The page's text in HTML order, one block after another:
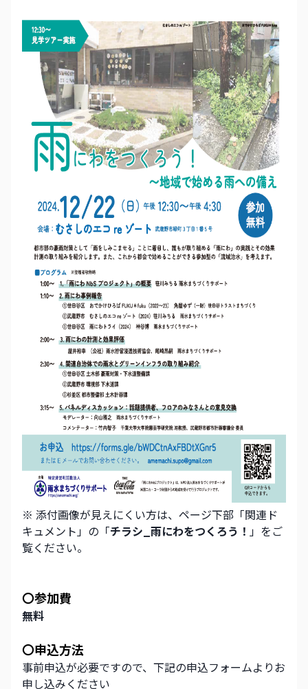
※ 添付画像が見えにくい方は、ページ下部「関連ド
キュメント」の「チラシ_雨にわをつくろう！ 」をご
覧ください。
〇参加費
無料
〇申込方法
事前申込が必要ですので、下記の申込フォームよりお
申し込みください